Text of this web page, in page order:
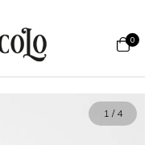
0
1 / 4